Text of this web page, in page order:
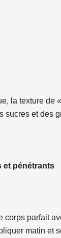
la texture de
sucres et des
et pénétrants
corps parfait
matin et